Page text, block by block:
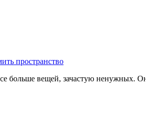
пространство
больше вещей, зачастую ненужных.